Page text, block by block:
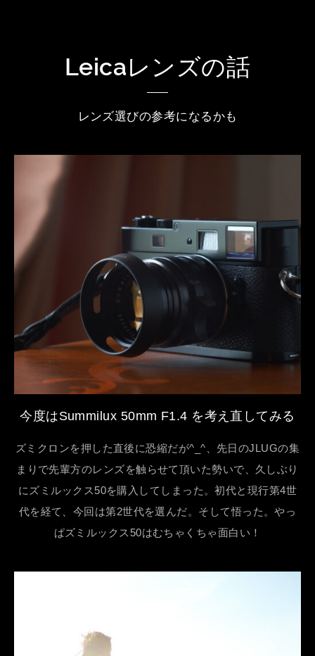
Leicaレンズの話
レンズ選びの参考になるかも
今度はSummilux 50mm F1.4 を考え直してみる
ズミクロンを押した直後に恐縮だが^_^、先日のJLUGの集
まりで先輩方のレンズを触らせて頂いた勢いで、久しぶり
にズミルックス50を購入してしまった。初代と現行第4世
代を経て、今回は第2世代を選んだ。そして悟った。やっ
ぱズミルックス50はむちゃくちゃ面白い！